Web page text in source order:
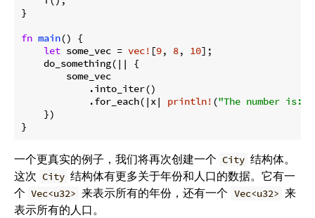
}
fn main() {
let some_vec = vec! [9, 8, 10];
    do_something(|| {
        some_vec
            .into_iter()
            .for_each(|x|
println! ("The number is:
    })
}
一个更真实的例子，我们将再次创建一个 City 结构体。
这次 City 结构体有更多关于年份和人口的数据。它有一
个 Vec<u32> 来表示所有的年份，还有一个 Vec<u32> 来
表示所有的人口。